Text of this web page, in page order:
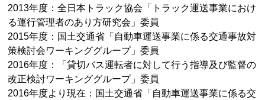
2013年度：全日本トラック協会「トラック運送事業におけ
る運行管理者のあり方研究会」委員
2015年度：国土交通省「自動車運送事業に係る交通事故対
策検討会ワーキンググループ」委員
2016年度：「貸切バス運転者に対して行う指導及び監督の
改正検討ワーキンググループ」委員
2016年度より現在：国土交通省「自動車運送事業に係る交